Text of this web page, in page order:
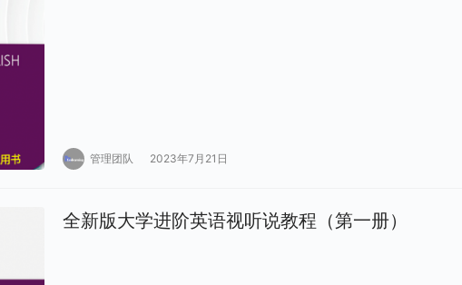
管理团队 2023年7月21日
全新版大学进阶英语视听说教程（第一册）